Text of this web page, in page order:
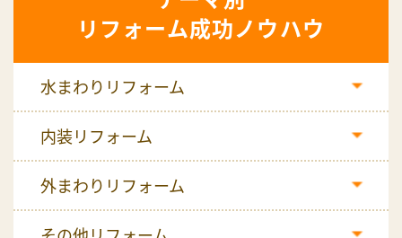
リフォーム成功ノウハウ
水まわりリフォーム
内装リフォーム
外まわりリフォーム